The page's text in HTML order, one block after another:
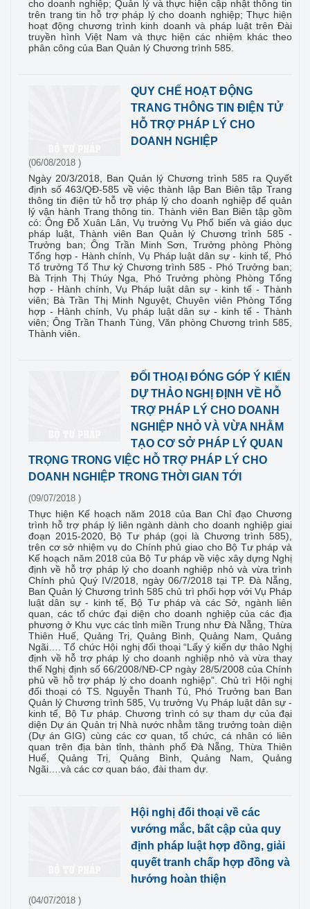
cho doanh nghiệp; Quản lý và thực hiện cập nhật thông tin
trên trang tin hỗ trợ pháp lý cho doanh nghiệp; Thực hiện
hoạt động chương trình kinh doanh và pháp luật trên Đài
truyền hình Việt Nam và thực hiện các nhiệm khác theo
phân công của Ban Quản lý Chương trình 585.
QUY CHẾ HOẠT ĐỘNG
TRANG THÔNG TIN ĐIỆN TỬ
HỖ TRỢ PHÁP LÝ CHO
DOANH NGHIỆP
(06/08/2018 )
Ngày 20/3/2018, Ban Quản lý Chương trình 585 ra Quyết
định số 463/QĐ-585 về việc thành lập Ban Biên tập Trang
thông tin điện tử hỗ trợ pháp lý cho doanh nghiệp để quản
lý vận hành Trang thông tin. Thành viên Ban Biên tập gồm
có: Ông Đỗ Xuân Lân, Vụ trưởng Vụ Phổ biến và giáo dục
pháp luật, Thành viên Ban Quản lý Chương trình 585 -
Trưởng ban; Ông Trần Minh Sơn, Trưởng phòng Phòng
Tổng hợp - Hành chính, Vụ Pháp luật dân sự - kinh tế, Phó
Tổ trưởng Tổ Thư ký Chương trình 585 - Phó Trưởng ban;
Bà Trịnh Thị Thúy Nga, Phó Trưởng phòng Phòng Tổng
hợp - Hành chính, Vụ Pháp luật dân sự - kinh tế - Thành
viên; Bà Trần Thị Minh Nguyệt, Chuyên viên Phòng Tổng
hợp - Hành chính, Vụ pháp luật dân sự - kinh tế - Thành
viên; Ông Trần Thanh Tùng, Văn phòng Chương trình 585,
Thành viên.
ĐỐI THOẠI ĐÓNG GÓP Ý KIẾN
DỰ THẢO NGHỊ ĐỊNH VỀ HỖ
TRỢ PHÁP LÝ CHO DOANH
NGHIỆP NHỎ VÀ VỪA NHẰM
TẠO CƠ SỞ PHÁP LÝ QUAN
TRỌNG TRONG VIỆC HỖ TRỢ PHÁP LÝ CHO
DOANH NGHIỆP TRONG THỜI GIAN TỚI
(09/07/2018 )
Thực hiện Kế hoạch năm 2018 của Ban Chỉ đạo Chương
trình hỗ trợ pháp lý liên ngành dành cho doanh nghiệp giai
đoạn 2015-2020, Bộ Tư pháp (gọi là Chương trình 585),
trên cơ sở nhiệm vụ do Chính phủ giao cho Bộ Tư pháp và
Kế hoạch năm 2018 của Bộ Tư pháp về việc xây dựng Nghị
định về hỗ trợ pháp lý cho doanh nghiệp nhỏ và vừa trình
Chính phủ Quý IV/2018, ngày 06/7/2018 tại TP. Đà Nẵng,
Ban Quản lý Chương trình 585 chủ trì phối hợp với Vụ Pháp
luật dân sự - kinh tế, Bộ Tư pháp và các Sở, ngành liên
quan, các tổ chức đại diện cho doanh nghiệp của các địa
phương ở Khu vực các tỉnh miền Trung như Đà Nẵng, Thừa
Thiên Huế, Quảng Trị, Quảng Bình, Quảng Nam, Quảng
Ngãi…. Tổ chức Hội nghị đối thoại “Lấy ý kiến dự thảo Nghị
định về hỗ trợ pháp lý cho doanh nghiệp nhỏ và vừa thay
thế Nghị định số 66/2008/NĐ-CP ngày 28/5/2008 của Chính
phủ về hỗ trợ pháp lý cho doanh nghiệp”. Chủ trì Hội nghị
đối thoại có TS. Nguyễn Thanh Tú, Phó Trưởng ban Ban
Quản lý Chương trình 585, Vụ trưởng Vụ Pháp luật dân sự -
kinh tế, Bộ Tư pháp. Chương trình có sự tham dự của đại
diện Dự án Quản trị Nhà nước nhằm tăng trưởng toàn diện
(Dự án GIG) cùng các cơ quan, tổ chức, cá nhân có liên
quan trên địa bàn tỉnh, thành phố Đà Nẵng, Thừa Thiên
Huế, Quảng Trị, Quảng Bình, Quảng Nam, Quảng
Ngãi….và các cơ quan báo, đài tham dự.
Hội nghị đối thoại về các
vướng mắc, bất cập của quy
định pháp luật hợp đồng, giải
quyết tranh chấp hợp đồng và
hướng hoàn thiện
(04/07/2018 )